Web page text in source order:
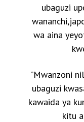
ubaguzi
wa aina
”Mwanzoni
ubaguzi
kawaida ya
kitu